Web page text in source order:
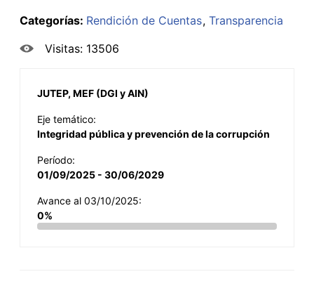
Categorías: Rendición de Cuentas Transparencia
Visitas: 13506
JUTEP, MEF (DGI y AIN)
Eje temático:
Integridad pública y prevención de la corrupción
Período:
01/09/2025 - 30/06/2029
Avance al 03/10/2025:
0%